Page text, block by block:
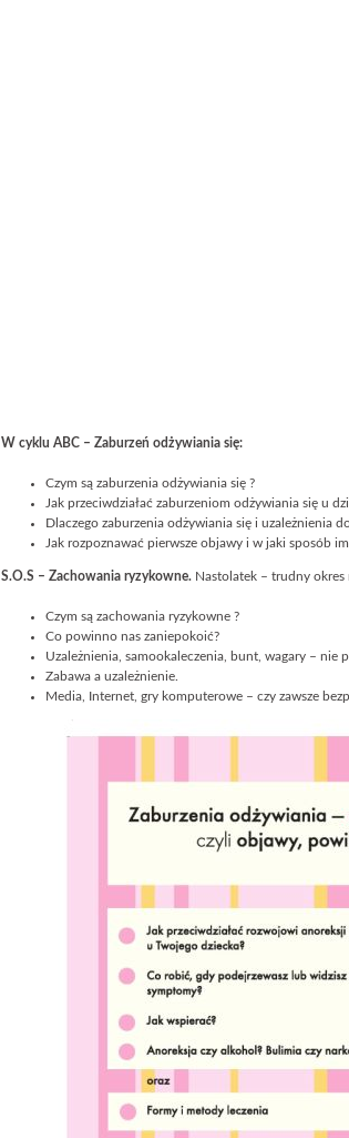
W cyklu ABC – Zaburzeń odżywiania się:
Czym są zaburzenia odżywiania się ?
Jak przeciwdziałać zaburzeniom odżywiania się u
Dlaczego zaburzenia odżywiania się i uzależnienia
Jak rozpoznawać pierwsze objawy i w jaki sposób
S.O.S – Zachowania ryzykowne. Nastolatek – trudny okres
Czym są zachowania ryzykowne ?
Co powinno nas zaniepokoić?
Uzależnienia, samookaleczenia, bunt, wagary – nie
Zabawa a uzależnienie.
Media, Internet, gry komputerowe – czy zawsze